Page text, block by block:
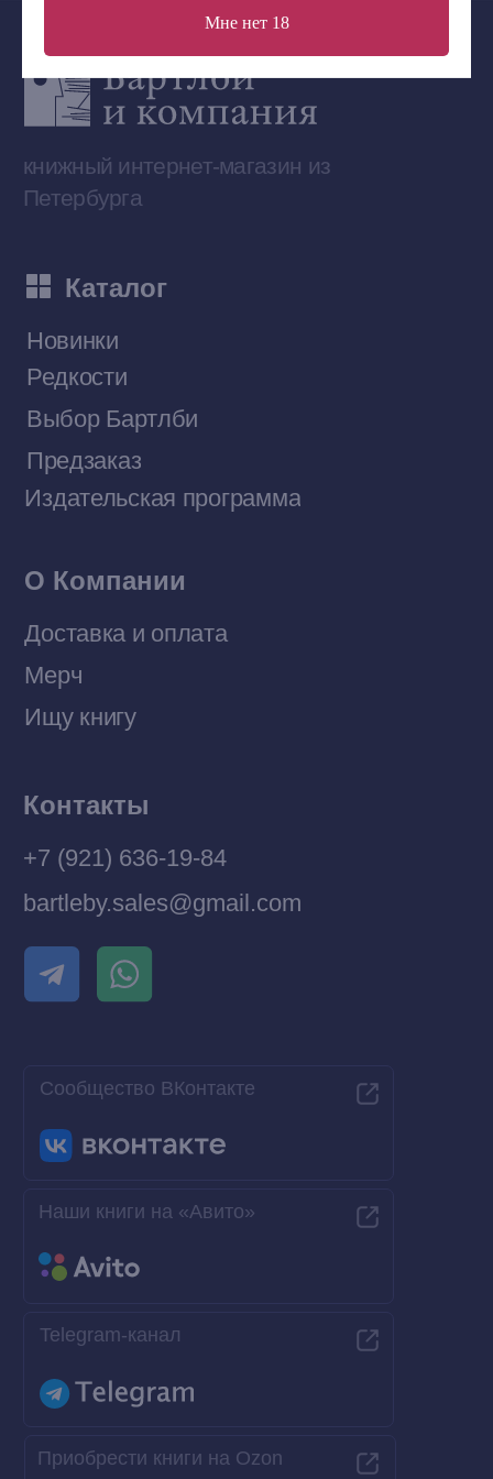
Мне нет 18
Договор оферты
© 2026 Все права защищены
Приобрести книги на Ozon
Наши книги на «Авито»